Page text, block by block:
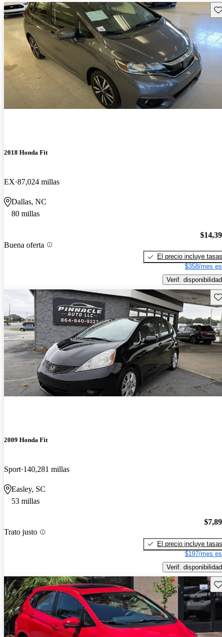
2018 Honda Fit
EX 87,024 millas
Dallas, NC
80 millas
Buena oferta
El precio incluye tasas
$358/mes
Verif. disponibilidad
2009 Honda Fit
Sport 140,281 millas
Easley, SC
53 millas
Trato justo
El precio incluye tasas
$197/mes
Verif. disponibilidad